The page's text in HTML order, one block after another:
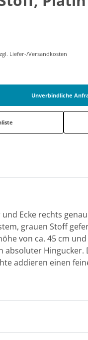
Liefer-/Versandkosten
Unverbindliche
Ecke rechts
grauen Stoff
von ca. 45 cm und
absoluter Hingucker.
addieren einen